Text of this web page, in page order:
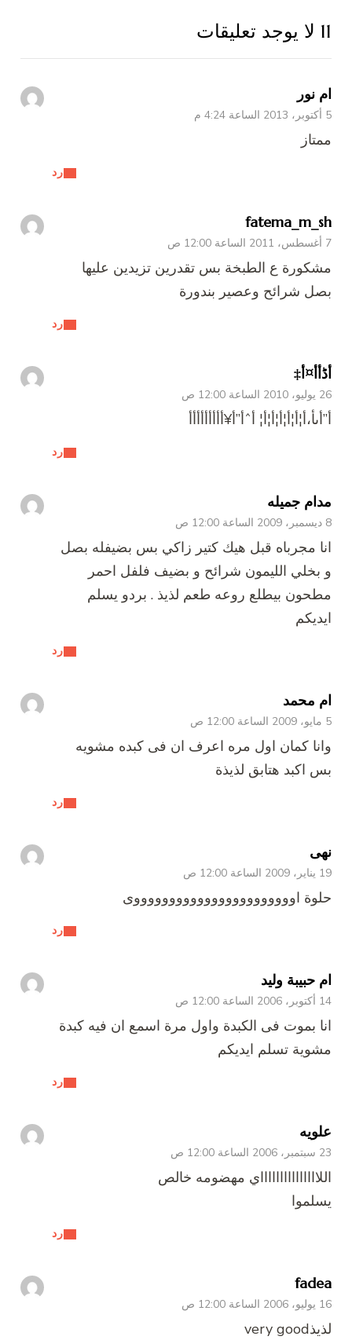
11 لا يوجد تعليقات
ام نور
5 أكتوبر، 2013 الساعة 4:24 م
رد
ممتاز
fatema_m_sh
7 أغسطس، 2011 الساعة 12:00 ص
رد
مشكورة ع الطبخة بس تقدرين تزيدين عليها
بصل شرائح وعصير بندورة
أڈأ­أ¤أ‡
26 يوليو، 2010 الساعة 12:00 ص
رد
أ”أںأ،أ¦أ¦أ¦أ¦أ¦أ¦ أˆأ”أ¥أ­أ­أ­أ­أ­أ­أ­أ­أ­
مدام جميله
8 ديسمبر، 2009 الساعة 12:00 ص
رد
انا مجرباه قبل هيك كتير زاكي بس بضيفله بصل
و بخلي الليمون شرائح و بضيف فلفل احمر
مطحون بيطلع روعه طعم لذيذ . بردو يسلم
ايديكم
ام محمد
5 مايو، 2009 الساعة 12:00 ص
رد
وانا كمان اول مره اعرف ان فى كبده مشويه
بس اكبد هتابق لذيذة
نهى
19 يناير، 2009 الساعة 12:00 ص
رد
حلوة اوووووووووووووووووووووووى
ام حبيبة وليد
14 أكتوبر، 2006 الساعة 12:00 ص
رد
انا بموت فى الكبدة واول مرة اسمع ان فيه كبدة
مشوية تسلم ايديكم
علويه
23 سبتمبر، 2006 الساعة 12:00 ص
رد
اللاااااااااااااااي مهضومه خالص
يسلموا
fadea
16 يوليو، 2006 الساعة 12:00 ص
لذيذvery good